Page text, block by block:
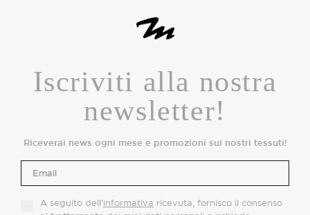
Iscriviti alla nostra
newsletter!
Riceverai news ogni mese e promozioni sui nostri tessuti!
A seguito dell’informativa ricevuta, fornisco il consenso